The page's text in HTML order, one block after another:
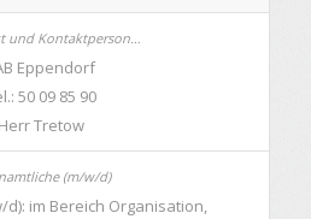
Eppendorf
50 09 85 90
Herr Tretow
im Bereich Organisation,